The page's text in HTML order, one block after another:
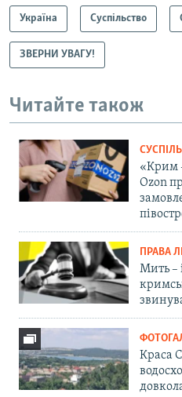
Україна Суспільство
ЗВЕРНИ УВАГУ!
Читайте також
«Крим
Ozon
ПРАВА
Мить –
Краса